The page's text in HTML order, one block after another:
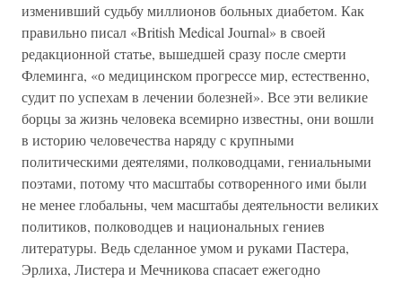
изменивший судьбу миллионов больных диабетом. Как
правильно писал «British Medical Journal» в своей
редакционной статье, вышедшей сразу после смерти
Флеминга, «о медицинском прогрессе мир, естественно,
судит по успехам в лечении болезней». Все эти великие
борцы за жизнь человека всемирно известны, они вошли
в историю человечества наряду с крупными
политическими деятелями, полководцами, гениальными
поэтами, потому что масштабы сотворенного ими были
не менее глобальны, чем масштабы деятельности великих
политиков, полководцев и национальных гениев
литературы. Ведь сделанное умом и руками Пастера,
Эрлиха, Листера и Мечникова спасает ежегодно